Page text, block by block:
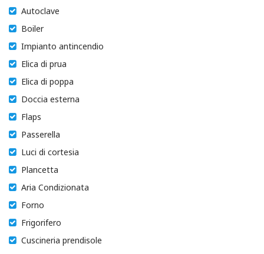
Autoclave
Boiler
Impianto antincendio
Elica di prua
Elica di poppa
Doccia esterna
Flaps
Passerella
Luci di cortesia
Plancetta
Aria Condizionata
Forno
Frigorifero
Cuscineria prendisole